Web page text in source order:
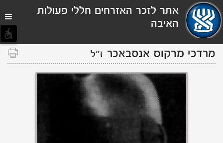
תפריט
נגישות
אתר לזכר האזרחים חללי פעולות
האיבה
מרדכי מרקוס אנסבאכר ז''ל